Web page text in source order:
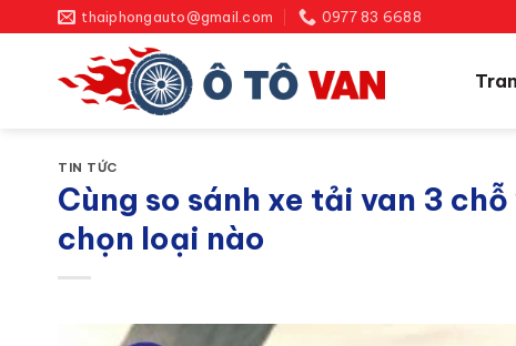
qua
thaiphongauto@gmail.com 0977 83 6688
TIN TỨC
Cùng so sánh xe tải van 3
chọn loại nào